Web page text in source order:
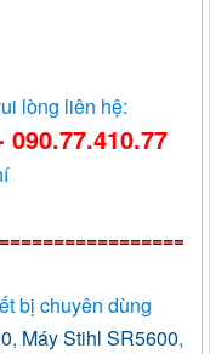
lòng liên hệ:
090.77.410.77
bị chuyên dùng
, Máy Stihl SR5600,